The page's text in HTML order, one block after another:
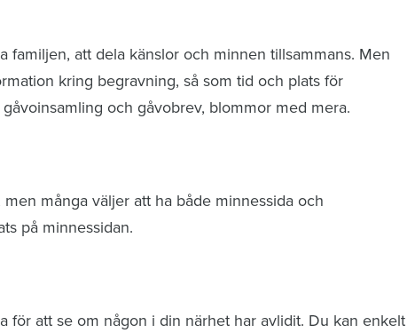
familjen, att dela känslor och minnen tillsammans. Men
kring begravning, så som tid och plats för
och gåvobrev, blommor med mera.
många väljer att ha både minnessida och
på minnessidan.
för att se om någon i din närhet har avlidit. Du kan enkelt